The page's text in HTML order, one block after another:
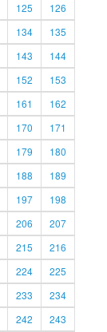
125
126
134
135
143
144
152
153
161
162
170
171
179
180
188
189
197
198
206
207
215
216
224
225
233
234
242
243